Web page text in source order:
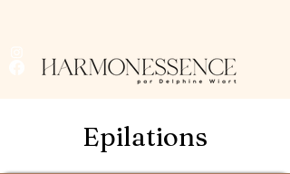
Epilations